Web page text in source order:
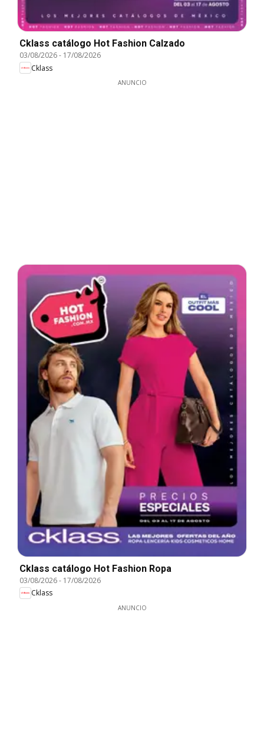
Cklass catálogo Hot Fashion Calzado
03/08/2026- 17/08/2026
Cklass
ANUNCIO
Cklass catálogo Hot Fashion Ropa
03/08/2026- 17/08/2026
Cklass
ANUNCIO